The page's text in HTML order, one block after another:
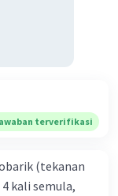
terverifikasi
(tekanan
kali semula,